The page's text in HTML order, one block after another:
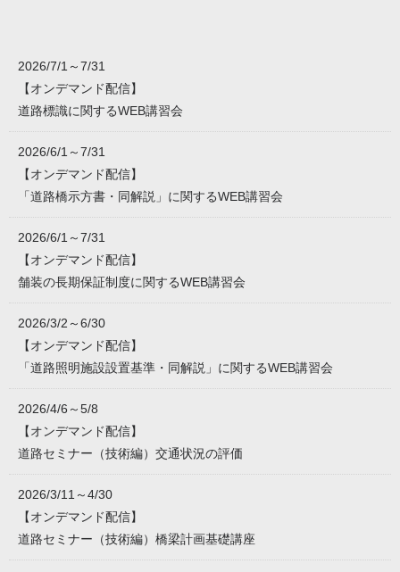
2026/7/1～7/31
【オンデマンド配信】
道路標識に関するWEB講習会
2026/6/1～7/31
【オンデマンド配信】
「道路橋示方書・同解説」に関するWEB講習会
2026/6/1～7/31
【オンデマンド配信】
舗装の長期保証制度に関するWEB講習会
2026/3/2～6/30
【オンデマンド配信】
「道路照明施設設置基準・同解説」に関するWEB講習会
2026/4/6～5/8
【オンデマンド配信】
道路セミナー（技術編）交通状況の評価
2026/3/11～4/30
【オンデマンド配信】
道路セミナー（技術編）橋梁計画基礎講座